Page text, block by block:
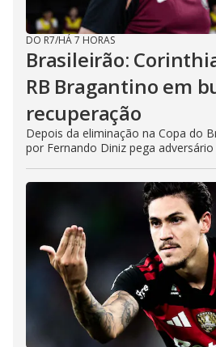
DO R7/HÁ 7 HORAS
Brasileirão:
RB Bragantino em
recuperação
Depois da eliminação na Copa do
por Fernando Diniz pega